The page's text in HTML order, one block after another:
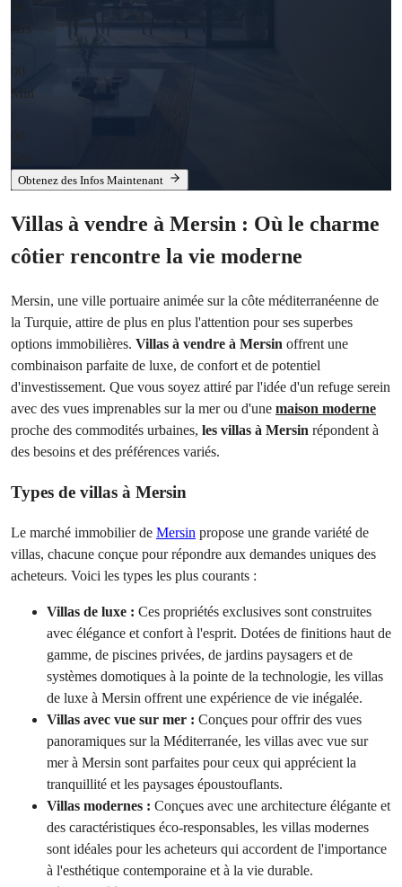
Hrs
:
00
Min
:
00
Obtenez des Infos Maintenant
Villas à vendre à Mersin : Où le charme
côtier rencontre la vie moderne
Mersin, une ville portuaire animée sur la côte méditerranéenne de
la Turquie, attire de plus en plus l'attention pour ses superbes
options immobilières. Villas à vendre à Mersin offrent une
combinaison parfaite de luxe, de confort et de potentiel
d'investissement. Que vous soyez attiré par l'idée d'un refuge serein
avec des vues imprenables sur la mer ou d'une maison moderne
proche des commodités urbaines, les villas à Mersin répondent à
des besoins et des préférences variés.
Types de villas à Mersin
Le marché immobilier de Mersin propose une grande variété de
villas, chacune conçue pour répondre aux demandes uniques des
acheteurs. Voici les types les plus courants :
Villas de luxe : Ces propriétés exclusives sont construites
avec élégance et confort à l'esprit. Dotées de finitions haut de
gamme, de piscines privées, de jardins paysagers et de
systèmes domotiques à la pointe de la technologie, les villas
de luxe à Mersin offrent une expérience de vie inégalée.
Villas avec vue sur mer : Conçues pour offrir des vues
panoramiques sur la Méditerranée, les villas avec vue sur
mer à Mersin sont parfaites pour ceux qui apprécient la
tranquillité et les paysages époustouflants.
Villas modernes : Conçues avec une architecture élégante et
des caractéristiques éco-responsables, les villas modernes
sont idéales pour les acheteurs qui accordent de l'importance
à l'esthétique contemporaine et à la vie durable.